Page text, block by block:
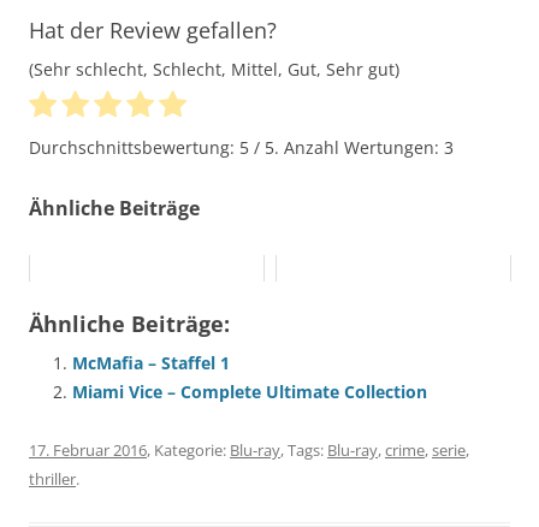
Hat der Review gefallen?
(Sehr schlecht, Schlecht, Mittel, Gut, Sehr gut)
Durchschnittsbewertung: 5 / 5. Anzahl Wertungen: 3
Ähnliche Beiträge
Ähnliche Beiträge:
McMafia – Staffel 1
Miami Vice – Complete Ultimate Collection
17. Februar 2016, Kategorie: Blu-ray, Tags: Blu-ray,crime,serie,
thriller.